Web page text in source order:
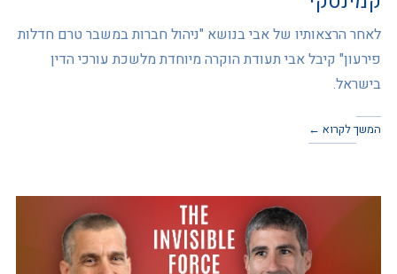
לאחר הרצאותיו של אבי בנושא "ניהול חברות במשבר טרם חדלות
פירעון" קיבל אבי תעודת הוקרה מיוחדת מלשכת עורכי הדין
בישראל.
המשך לקרוא ←